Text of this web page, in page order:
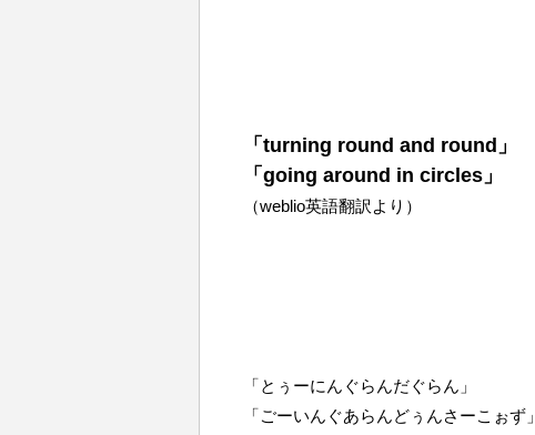
「turning round and round」
「going around in circles」
（weblio英語翻訳より）
「とぅーにんぐらんだぐらん」
「ごーいんぐあらんどぅんさーこぉず」